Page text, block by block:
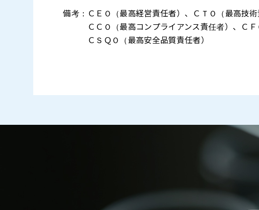
備考：ＣＥＯ（最高経営責任者）、ＣＴＯ（最高技術
ＣＣＯ（最高コンプライアンス責任者）、ＣＦ
ＣＳＱＯ（最高安全品質責任者）